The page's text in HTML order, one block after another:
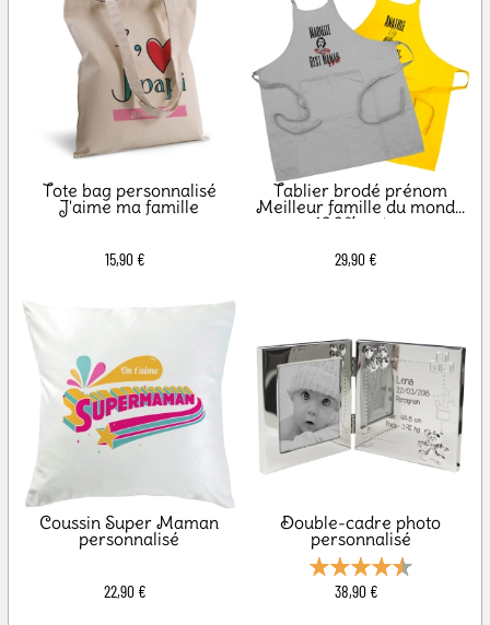
Tote bag personnalisé
J'aime ma famille
15,90 €
Tablier brodé prénom
Meilleur famille du monde
100% coton
29,90 €
Coussin Super Maman
personnalisé
22,90 €
Double-cadre photo
personnalisé
38,90 €